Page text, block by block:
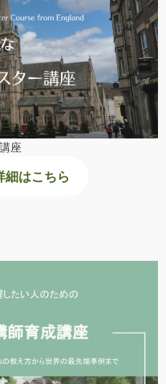
座
細はこちら